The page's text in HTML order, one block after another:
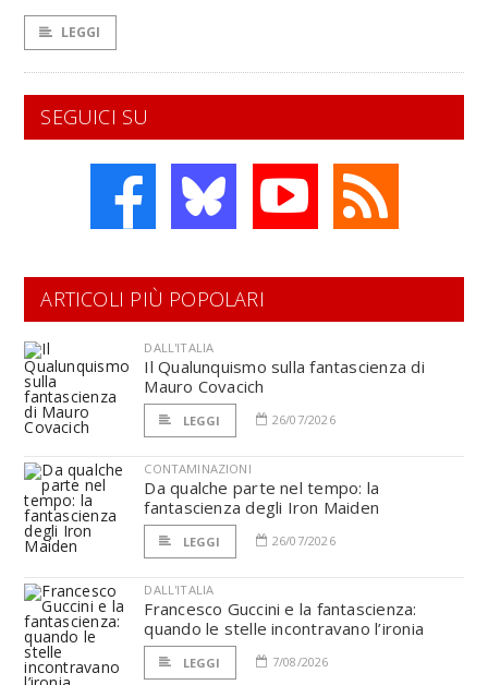
LEGGI
SEGUICI SU
ARTICOLI PIÙ POPOLARI
DALL'ITALIA
Il Qualunquismo sulla fantascienza di
Mauro Covacich
LEGGI 26/07/2026
CONTAMINAZIONI
Da qualche parte nel tempo: la
fantascienza degli Iron Maiden
LEGGI 26/07/2026
DALL'ITALIA
Francesco Guccini e la fantascienza:
quando le stelle incontravano l’ironia
LEGGI 7/08/2026